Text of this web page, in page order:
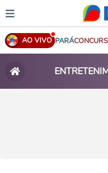
AO VIVO PARÁ